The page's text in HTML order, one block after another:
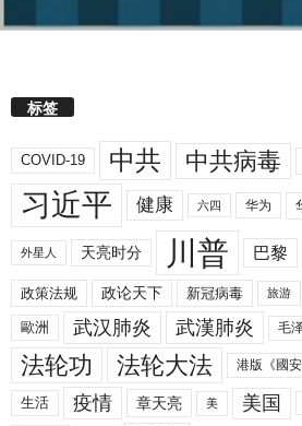
标签
COVID-19 中共 中共病毒
习近平 健康 六四 华为
外星人 天亮时分 川普 巴黎
政策法规 政论天下 新冠病毒 旅游
歐洲 武汉肺炎 武漢肺炎 毛
法轮功 法轮大法 港版《國安
生活 疫情 章天亮 美 美国